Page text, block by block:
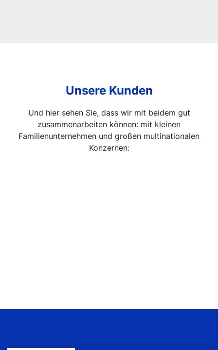
Unsere Kunden
Und hier sehen Sie, dass wir mit beidem gut
zusammenarbeiten können: mit kleinen
Familienunternehmen und großen multinationalen
Konzernen: